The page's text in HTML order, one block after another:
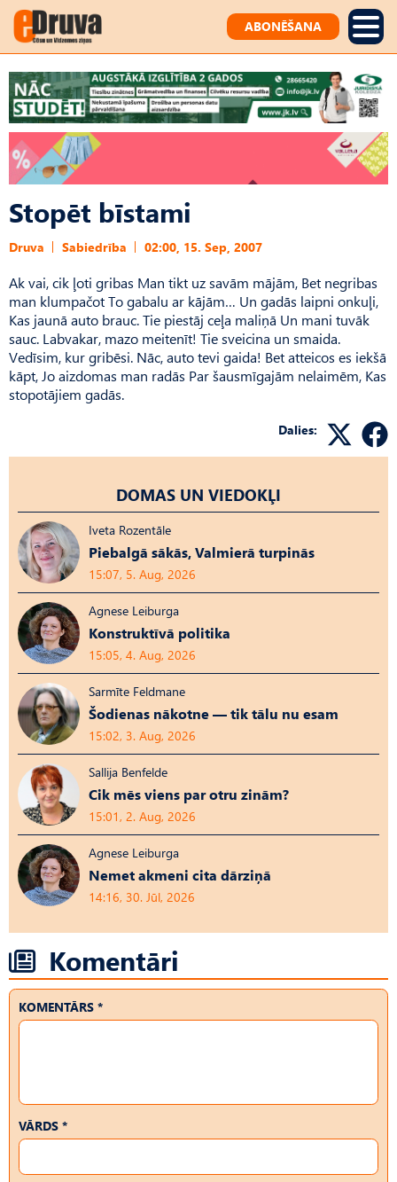
ABONĒŠANA
Stopēt bīstami
Druva Sabiedrība 02:00, 15. Sep, 2007
Ak vai, cik ļoti gribas Man tikt uz savām mājām, Bet negribas
man klumpačot To gabalu ar kājām… Un gadās laipni onkuļi,
Kas jaunā auto brauc. Tie piestāj ceļa maliņā Un mani tuvāk
sauc. Labvakar, mazo meitenīt! Tie sveicina un smaida.
Vedīsim, kur gribēsi. Nāc, auto tevi gaida! Bet atteicos es iekšā
kāpt, Jo aizdomas man radās Par šausmīgajām nelaimēm, Kas
stopotājiem gadās.
Dalies:
DOMAS UN VIEDOKĻI
Iveta Rozentāle
Piebalgā sākās, Valmierā turpinās
15:07, 5. Aug, 2026
Agnese Leiburga
Konstruktīvā politika
15:05, 4. Aug, 2026
Sarmīte Feldmane
Šodienas nākotne — tik tālu nu esam
15:02, 3. Aug, 2026
Sallija Benfelde
Cik mēs viens par otru zinām?
15:01, 2. Aug, 2026
Agnese Leiburga
Nemet akmeni cita dārziņā
14:16, 30. Jūl, 2026
Komentāri
KOMENTĀRS *
VĀRDS *